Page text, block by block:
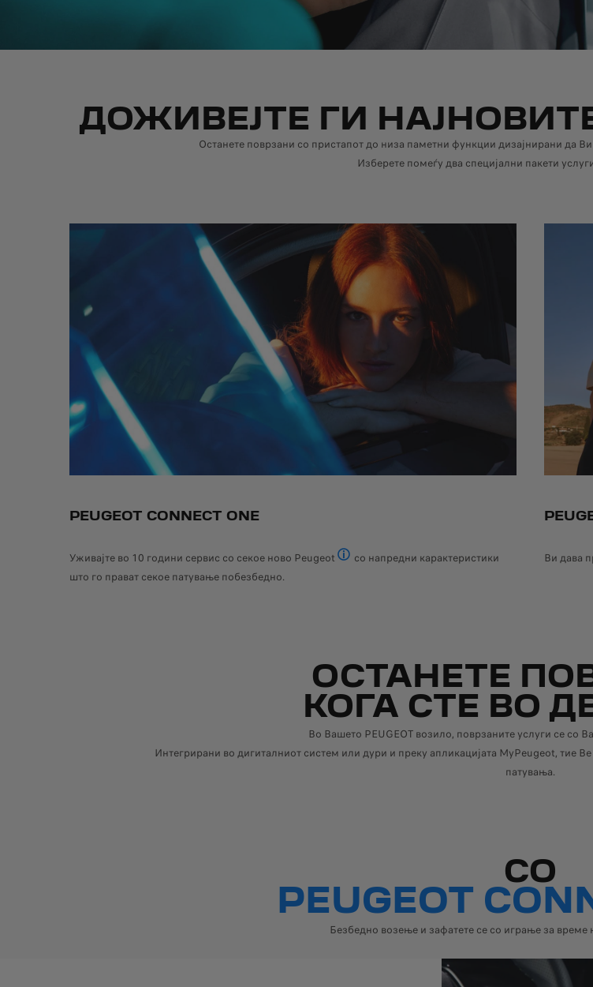
ДОЖИВЕЈТЕ ГИ
Останете поврзани со пристапот до низа паметни функции дизајнирани да
Изберете помеѓу два специјални пакети
PEUGEOT CONNECT ONE
Уживајте во 10 години сервис со секое ново Peugeot
со напредни карактеристики
што го прават секое патување побезбедно.
Ви дава
ОСТАНЕТЕ
КОГА СТЕ ВО
Во Вашето PEUGEOT возило, поврзаните услуги се со
Интегрирани во дигиталниот систем или дури и преку апликацијата MyPeugeot,
патувања.
СО
PEUGEOT
Безбедно возење и зафатете се со играње за